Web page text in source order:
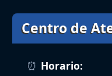
Centro de
Horario: